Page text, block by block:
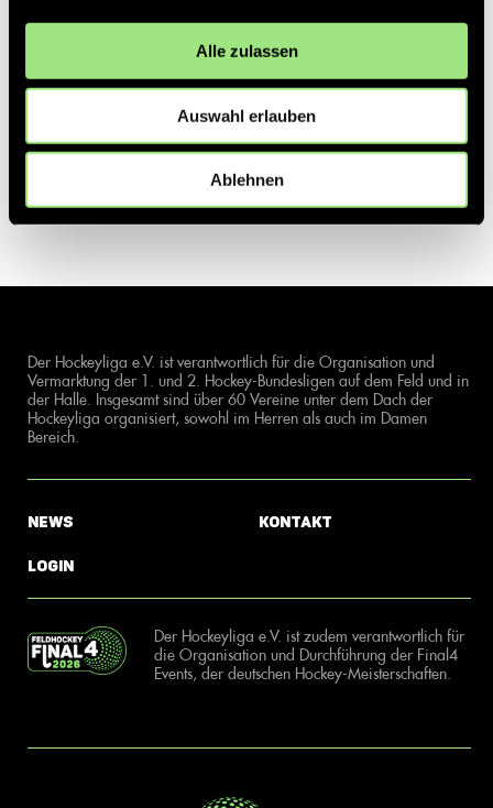
Alle zulassen
Auswahl erlauben
Ablehnen
Der Hockeyliga e.V. ist verantwortlich für die Organisation und
Vermarktung der 1. und 2. Hockey-Bundesligen auf dem Feld und in
der Halle. Insgesamt sind über 60 Vereine unter dem Dach der
Hockeyliga organisiert, sowohl im Herren als auch im Damen
Bereich.
News
Login
Kontakt
Der Hockeyliga e.V. ist zudem verantwortlich für
die Organisation und Durchführung der Final4
Events, der deutschen Hockey-Meisterschaften.